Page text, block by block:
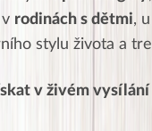
rodinách s dětmi,
stylu života a
v živém